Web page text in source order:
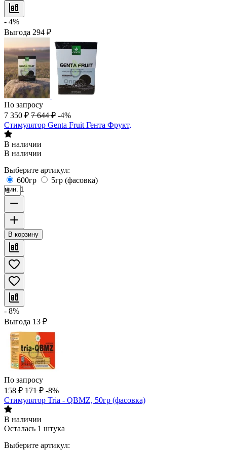
- 4%
Выгода 294 ₽
По запросу
7 350 ₽ 7 644 ₽ -4%
Стимулятор Genta Fruit Гента Фрукт,
В наличии
В наличии
Выберите артикул:
600гр
5гр (фасовка)
мин. 1
В корзину
- 8%
Выгода 13 ₽
По запросу
158 ₽ 171 ₽ -8%
Стимулятор Tria - QBMZ, 50гр (фасовка)
В наличии
Осталась 1 штука
Выберите артикул: